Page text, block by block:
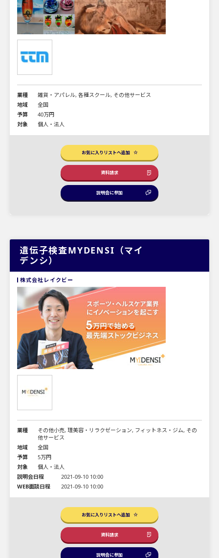
業種
雑貨・アパレル, 各種スクール, その他サービス
地域
全国
予算
40万円
対象
個人・法人
お気に入りリストへ追加
資料請求
説明会に参加
遺伝子検査MYDENSI（マイ
デンシ）
株式会社レイクビー
業種
その他小売, 理美容・リラクゼーション, フィットネス・ジム, その
他サービス
地域
全国
予算
5万円
対象
個人・法人
説明会日程
2021-09-10 10:00
WEB面談日程
2021-09-10 10:00
お気に入りリストへ追加
資料請求
説明会に参加